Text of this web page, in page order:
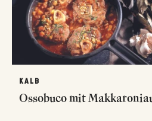
KALB
Ossobuco mit